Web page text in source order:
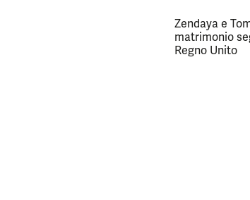
Zendaya e
matrimonio
Regno Unito